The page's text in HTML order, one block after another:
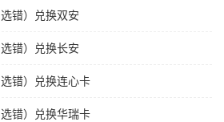
错）兑换双安
错）兑换长安
错）兑换连心卡
错）兑换华瑞卡